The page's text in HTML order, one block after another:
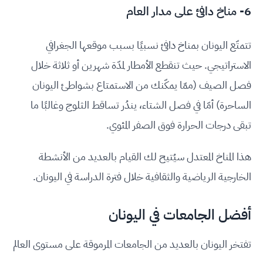
6- مناخ دافئ على مدار العام
تتمتّع اليونان بمناخ دافئ نسبيًا بسبب موقعها الجغرافي
الاستراتيجي. حيث تنقطع الأمطار لمدّة شهرين أو ثلاثة خلال
فصل الصيف (ممّا يمكّنك من الاستمتاع بشواطئ اليونان
الساحرة) أمّا في فصل الشتاء، يندُر تساقط الثلوج وغالبًا ما
تبقى درجات الحرارة فوق الصفر المئوي.
هذا المناخ المعتدل سيُتيح لك القيام بالعديد من الأنشطة
الخارجية الرياضية والثقافية خلال فترة الدراسة في اليونان.
أفضل الجامعات في اليونان
تفتخر اليونان بالعديد من الجامعات المرموقة على مستوى العالم